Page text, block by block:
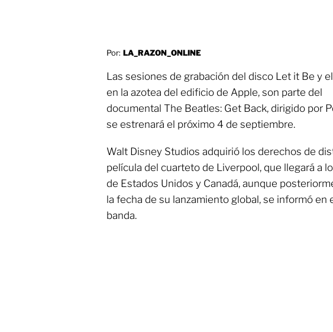
Por: LA_RAZON_ONLINE
Las sesiones de grabación del disco Let it Be y
en la azotea del edificio de Apple, son parte del
documental The Beatles: Get Back, dirigido por
se estrenará el próximo 4 de septiembre.
Walt Disney Studios adquirió los derechos de
película del cuarteto de Liverpool, que llegará a
de Estados Unidos y Canadá, aunque
la fecha de su lanzamiento global, se informó en
banda.